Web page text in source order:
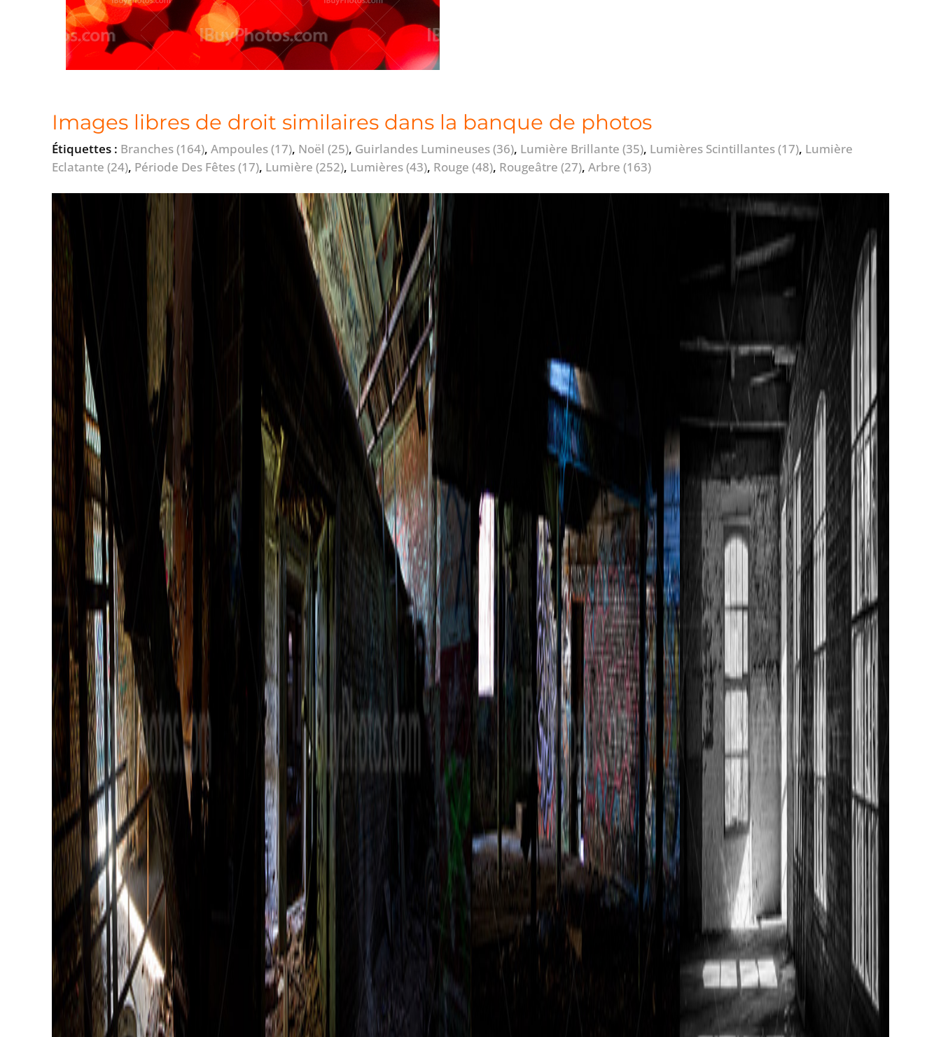
Images libres de droit similaires dans la banque de photos
Étiquettes : Branches(164), Ampoules(17), Noël (25), Guirlandes Lumineuses(36), Lumière Brillante (35), Lumières Scintillantes(17), Lumière
Eclatante (24), Période Des Fêtes(17), Lumière (252), Lumières(43), Rouge (48), Rougeâtre (27), Arbre (163)